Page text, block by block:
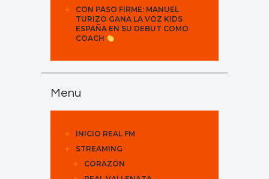
CON PASO FIRME: MANUEL
TURIZO GANA LA VOZ KIDS
ESPAÑA EN SU DEBUT COMO
COACH
Menu
INICIO REAL FM
STREAMING
CORAZÓN